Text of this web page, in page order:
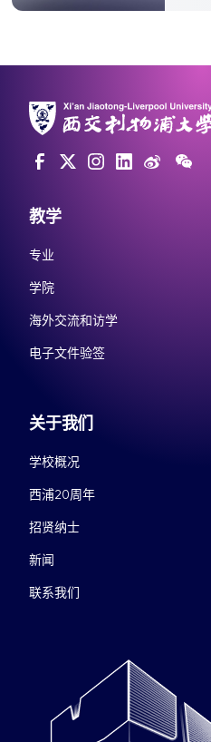
教学
专业
学院
海外交流和访学
电子文件验签
关于我们
学校概况
西浦20周年
招贤纳士
新闻
联系我们